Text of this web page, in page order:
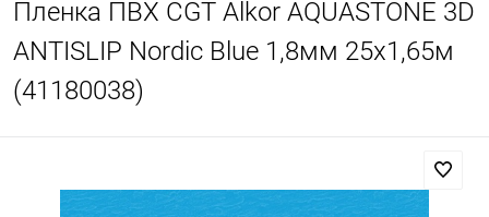
Пленка ПВХ CGT Alkor AQUASTONE 3D
ANTISLIP Nordic Blue 1,8мм 25х1,65м
(41180038)